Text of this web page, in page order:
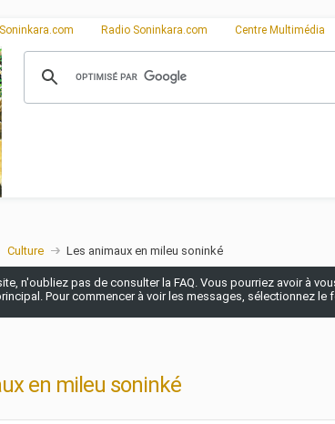
Radio Soninkara.com Centre Multimédia
Culture Les animaux en mileu soninké
n'oubliez pas de consulter la FAQ. Vous pourriez avoir à
Pour commencer à voir les messages, sélectionnez
en mileu soninké